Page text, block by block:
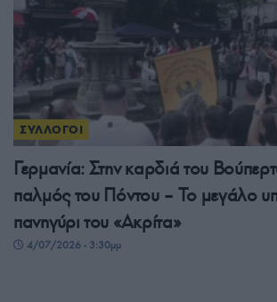
ΣΥΛΛΟΓΟΙ
Γερμανία: Στην καρδιά του
παλμός του Πόντου – Το μεγάλο
πανηγύρι του «Ακρίτα»
4/07/2026 - 3:30μμ